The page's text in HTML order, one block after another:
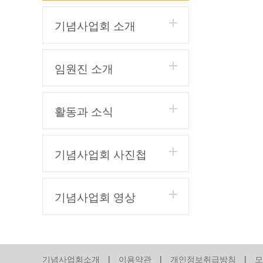
기념사업회 소개
임원진 소개
활동과 소식
기념사업회 사진첩
기념사업회 영상
기념사업회소개 | 이용약관 | 개인정보취급방침 |